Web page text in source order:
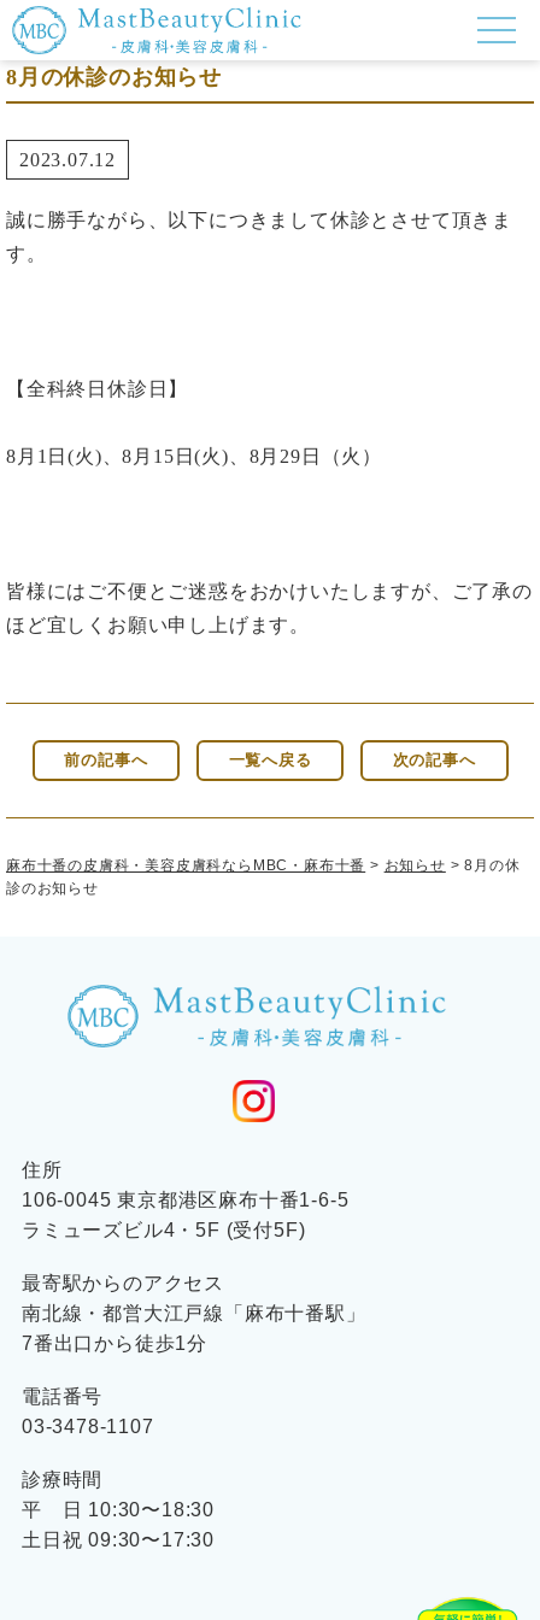
8月の休診のお知らせ
2023.07.12
誠に勝手ながら、以下につきまして休診とさせて頂きま
す。
【全科終日休診日】
8月1日(火)、8月15日(火)、8月29日（火）
皆様にはご不便とご迷惑をおかけいたしますが、ご了承の
ほど宜しくお願い申し上げます。
前の記事へ 一覧へ戻る 次の記事へ
麻布十番の皮膚科・美容皮膚科ならMBC・麻布十番 > お知らせ >8月の休
診のお知らせ
住所
106-0045 東京都港区麻布十番1-6-5
ラミューズビル4・5F (受付5F)
最寄駅からのアクセス
南北線・都営大江戸線「麻布十番駅」
7番出口から徒歩1分
電話番号
03-3478-1107
診療時間
平 日 10:30〜18:30
土日祝 09:30〜17:30